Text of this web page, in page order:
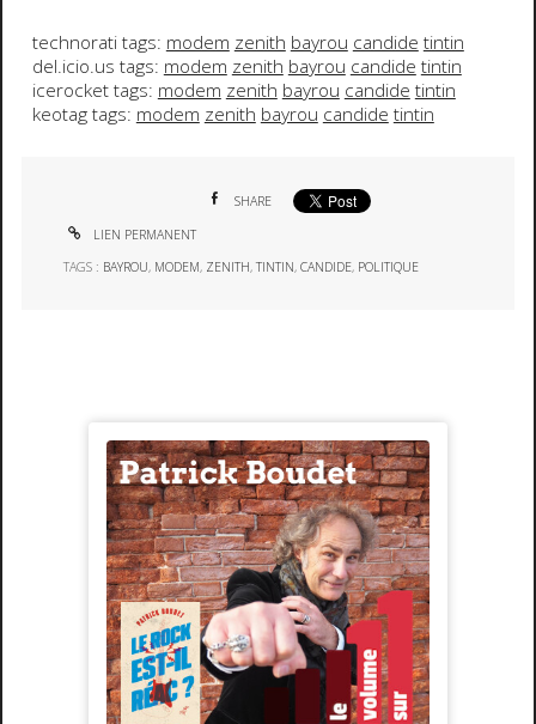
technorati tags: modem zenith bayrou candide tintin
del.icio.us tags: modem zenith bayrou candide tintin
icerocket tags: modem zenith bayrou candide tintin
keotag tags: modem zenith bayrou candide tintin
SHARE
LIEN PERMANENT
TAGS : BAYROU, MODEM, ZENITH,TINTIN,CANDIDE, POLITIQUE